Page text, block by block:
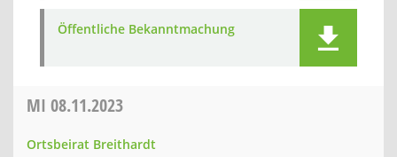
Öffentliche Bekanntmachung
MI 08.11.2023
Ortsbeirat Breithardt